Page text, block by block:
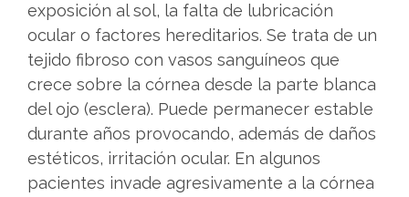
exposición al sol, la falta de lubricación
ocular o factores hereditarios. Se trata de un
tejido fibroso con vasos sanguíneos que
crece sobre la córnea desde la parte blanca
del ojo (esclera). Puede permanecer estable
durante años provocando, además de daños
estéticos, irritación ocular. En algunos
pacientes invade agresivamente a la córnea